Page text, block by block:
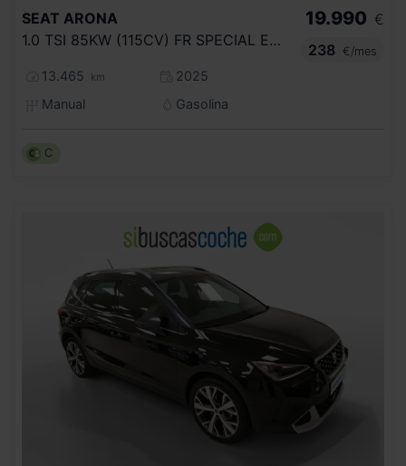
SEAT ARONA
1.0 TSI 85KW (115CV) FR SPECIAL EDITION
13.465 km
2025
Manual
Gasolina
19.990 €
238
€/mes
C